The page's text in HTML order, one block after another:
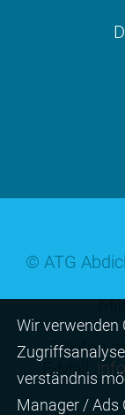
© ATG
Telefon
E-Mail:
Wir ver­wen­den
ver­ständ­nis
Manager / Ads